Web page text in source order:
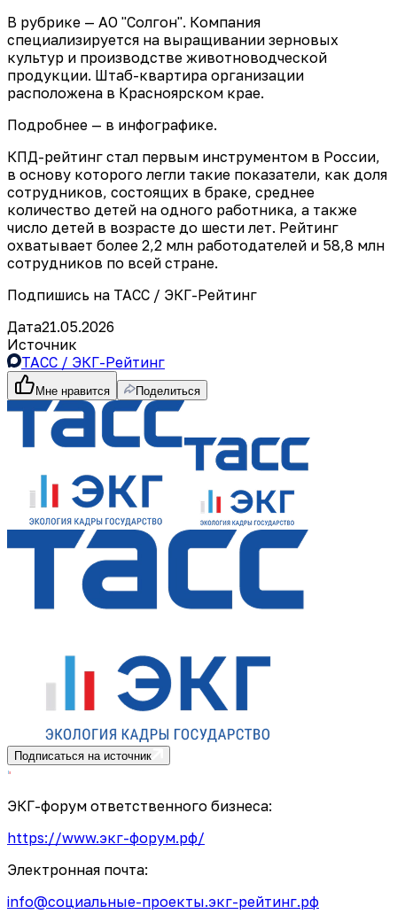
В рубрике — АО "Солгон". Компания
специализируется на выращивании зерновых
культур и производстве животноводческой
продукции. Штаб-квартира организации
расположена в Красноярском крае.
Подробнее — в инфографике.
КПД-рейтинг стал первым инструментом в России,
в основу которого легли такие показатели, как доля
сотрудников, состоящих в браке, среднее
количество детей на одного работника, а также
число детей в возрасте до шести лет. Рейтинг
охватывает более 2,2 млн работодателей и 58,8 млн
сотрудников по всей стране.
Подпишись на ТАСС / ЭКГ-Рейтинг
Дата21.05.2026
Источник
ТАСС / ЭКГ-Рейтинг
Мне нравится Поделиться
Подписаться на источник
ЭКГ-форум ответственного бизнеса:
https://www.экг-форум.рф/
Электронная почта:
info@социальные-проекты.экг-рейтинг.рф